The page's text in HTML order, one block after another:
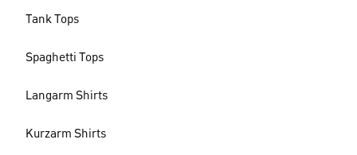
Tank Tops
Spaghetti Tops
Langarm Shirts
Kurzarm Shirts